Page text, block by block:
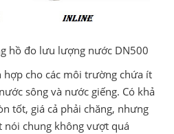
hồ đo lưu lượng nước DN500
hợp cho các môi trường chứa ít
sông và nước giếng. Có khả
tốt, giá cả phải chăng, nhưng
nói chung không vượt quá